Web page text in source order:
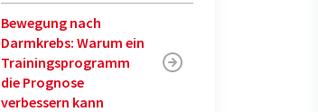
Bewegung nach
Darmkrebs: Warum ein
Trainingsprogramm
die Prognose
verbessern kann